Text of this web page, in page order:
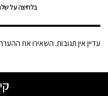
בלחיצה על
עדיין אין תגובות. השאירו את